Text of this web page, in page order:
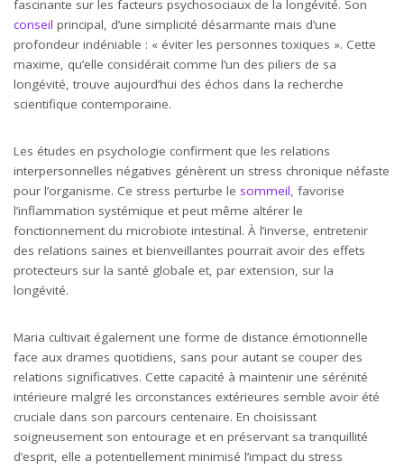
fascinante sur les facteurs psychosociaux de la longévité. Son
conseil principal, d’une simplicité désarmante mais d’une
profondeur indéniable : « éviter les personnes toxiques ». Cette
maxime, qu’elle considérait comme l’un des piliers de sa
longévité, trouve aujourd’hui des échos dans la recherche
scientifique contemporaine.
Les études en psychologie confirment que les relations
interpersonnelles négatives génèrent un stress chronique néfaste
pour l’organisme. Ce stress perturbe le sommeil, favorise
l’inflammation systémique et peut même altérer le
fonctionnement du microbiote intestinal. À l’inverse, entretenir
des relations saines et bienveillantes pourrait avoir des effets
protecteurs sur la santé globale et, par extension, sur la
longévité.
Maria cultivait également une forme de distance émotionnelle
face aux drames quotidiens, sans pour autant se couper des
relations significatives. Cette capacité à maintenir une sérénité
intérieure malgré les circonstances extérieures semble avoir été
cruciale dans son parcours centenaire. En choisissant
soigneusement son entourage et en préservant sa tranquillité
d’esprit, elle a potentiellement minimisé l’impact du stress